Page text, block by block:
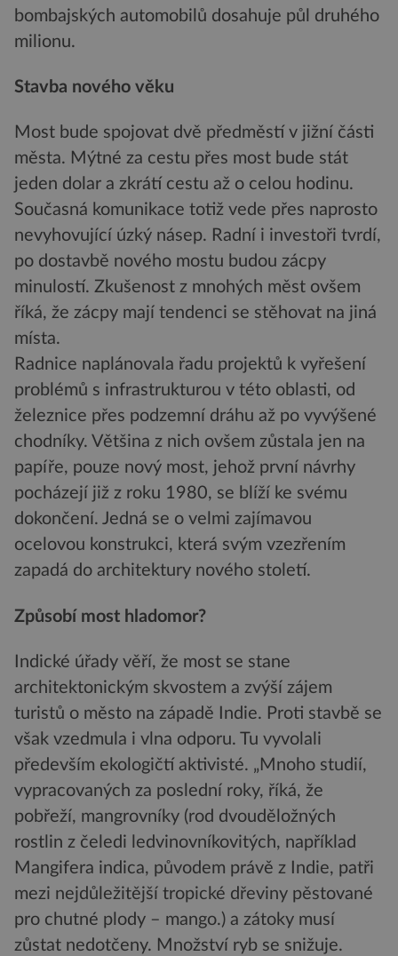
bombajských automobilů dosahuje půl druhého
milionu.
Stavba nového věku
Most bude spojovat dvě předměstí v jižní části
města. Mýtné za cestu přes most bude stát
jeden dolar a zkrátí cestu až o celou hodinu.
Současná komunikace totiž vede přes naprosto
nevyhovující úzký násep. Radní i investoři tvrdí,
po dostavbě nového mostu budou zácpy
minulostí. Zkušenost z mnohých měst ovšem
říká, že zácpy mají tendenci se stěhovat na jiná
místa.
Radnice naplánovala řadu projektů k vyřešení
problémů s infrastrukturou v této oblasti, od
železnice přes podzemní dráhu až po vyvýšené
chodníky. Většina z nich ovšem zůstala jen na
papíře, pouze nový most, jehož první návrhy
pocházejí již z roku 1980, se blíží ke svému
dokončení. Jedná se o velmi zajímavou
ocelovou konstrukci, která svým vzezřením
zapadá do architektury nového století.
Způsobí most hladomor?
Indické úřady věří, že most se stane
architektonickým skvostem a zvýší zájem
turistů o město na západě Indie. Proti stavbě se
však vzedmula i vlna odporu. Tu vyvolali
především ekologičtí aktivisté. „Mnoho studií,
vypracovaných za poslední roky, říká, že
pobřeží, mangrovníky (rod dvouděložných
rostlin z čeledi ledvinovníkovitých, například
Mangifera indica, původem právě z Indie, patři
mezi nejdůležitější tropické dřeviny pěstované
pro chutné plody – mango.) a zátoky musí
zůstat nedotčeny. Množství ryb se snižuje.